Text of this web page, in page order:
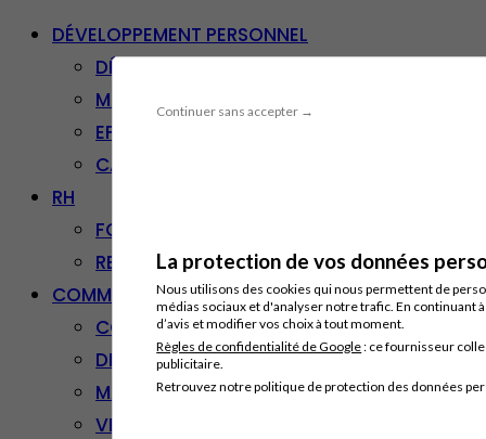
Continuer sans accepter →
La protection de vos données
Nous utilisons des cookies qui nous permettent de
médias sociaux et d'analyser notre trafic. En continuant
d’avis et modifier vos choix à tout moment.
Règles de confidentialité de Google: ce fournisseur
publicitaire.
Retrouvez notre politique de protection des données
DÉVELOPPEMENT PERSONNEL
DÉVELOPPEMENT PERSONNEL
MANAGEMENT
EFFICACITÉ PROFESSIONNELLE
CARRIÈRE & RECONVERSION
RH
FORMATION PROFESSIONNELLE
RESSOURCES HUMAINES
COMMUNICATION/DIGITAL
COMMUNICATION
DIGITAL
MARKETING
VENTE – RELATION CLIENT